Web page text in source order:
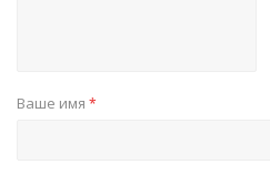
Ваше имя *